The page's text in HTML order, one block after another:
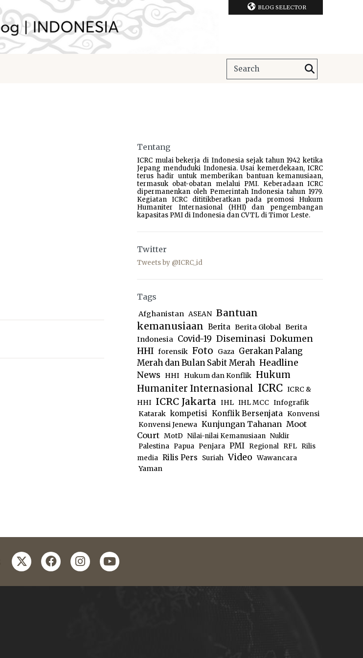
BLOG SELECTOR
Tentang
ICRC mulai bekerja di Indonesia sejak tahun 1942 ketika
Jepang menduduki Indonesia. Usai kemerdekaan, ICRC
terus hadir untuk memberikan bantuan kemanusiaan,
termasuk obat-obatan melalui PMI. Keberadaan ICRC
dipermanenkan oleh Pemerintah Indonesia tahun 1979.
Kegiatan ICRC dititikberatkan pada promosi Hukum
Humaniter Internasional (HHI) dan pengembangan
kapasitas PMI di Indonesia dan CVTL di Timor Leste.
Twitter
Tweets by @ICRC_id
Tags
Afghanistan ASEAN Bantuan
kemanusiaan Berita Berita Global Berita
Indonesia Covid-19 Diseminasi Dokumen
HHI forensik Foto Gaza Gerakan Palang
Merah dan Bulan Sabit Merah Headline
News
HHI Hukum dan Konflik Hukum
Humaniter Internasional ICRC ICRC &
HHI ICRC Jakarta IHL IHL MCC Infografik
Katarak kompetisi Konflik Bersenjata Konvensi
Konvensi Jenewa Kunjungan Tahanan Moot
Court MotD Nilai-nilai Kemanusiaan Nuklir
Palestina
Papua Penjara PMI Regional RFL
Rilis
media Rilis Pers Suriah Video Wawancara
Yaman
twitterfacebookinstagram
youtube